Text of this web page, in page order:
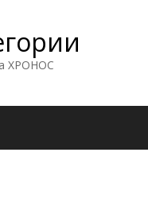
ХРОНОС